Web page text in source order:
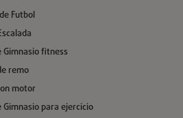
Futbol
Gimnasio fitness
remo
motor
Gimnasio para ejercicio